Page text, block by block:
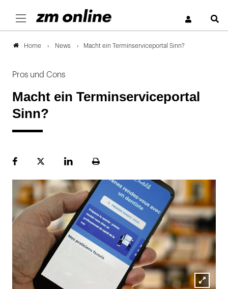
Home News Macht ein Terminserviceportal Sinn?
Pros und Cons
Macht ein Terminserviceportal
Sinn?
FacebookPlattformLinekdInSeite